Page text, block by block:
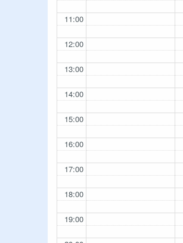
11:00
12:00
13:00
14:00
15:00
16:00
17:00
18:00
19:00